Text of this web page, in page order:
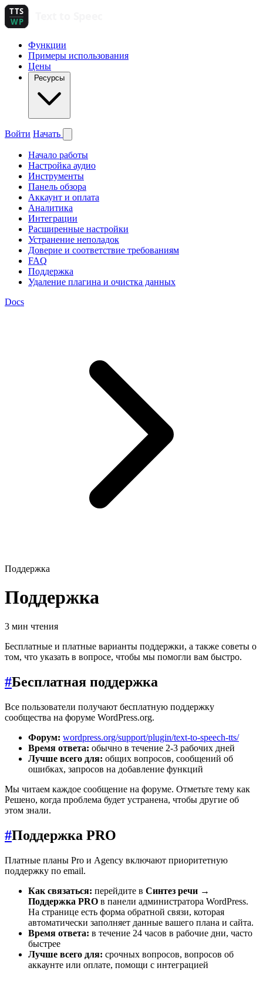
Функции
Примеры использования
Цены
Ресурсы
Войти Начать
Начало работы
Настройка аудио
Инструменты
Панель обзора
Аккаунт и оплата
Аналитика
Интеграции
Расширенные настройки
Устранение неполадок
Доверие и соответствие требованиям
FAQ
Поддержка
Удаление плагина и очистка данных
Docs
Поддержка
Поддержка
3 мин чтения
Бесплатные и платные варианты поддержки, а также советы о
том, что указать в вопросе, чтобы мы помогли вам быстро.
#Бесплатная поддержка
Все пользователи получают бесплатную поддержку
сообщества на форуме WordPress.org.
Форум: wordpress.org/support/plugin/text-to-speech-tts/
Время ответа: обычно в течение 2-3 рабочих дней
Лучше всего для: общих вопросов, сообщений об
ошибках, запросов на добавление функций
Мы читаем каждое сообщение на форуме. Отметьте тему как
Решено, когда проблема будет устранена, чтобы другие об
этом знали.
#Поддержка PRO
Платные планы Pro и Agency включают приоритетную
поддержку по email.
Как связаться: перейдите в Синтез речи →
Поддержка PRO в панели администратора WordPress.
На странице есть форма обратной связи, которая
автоматически заполняет данные вашего плана и сайта.
Время ответа: в течение 24 часов в рабочие дни, часто
быстрее
Лучше всего для: срочных вопросов, вопросов об
аккаунте или оплате, помощи с интеграцией